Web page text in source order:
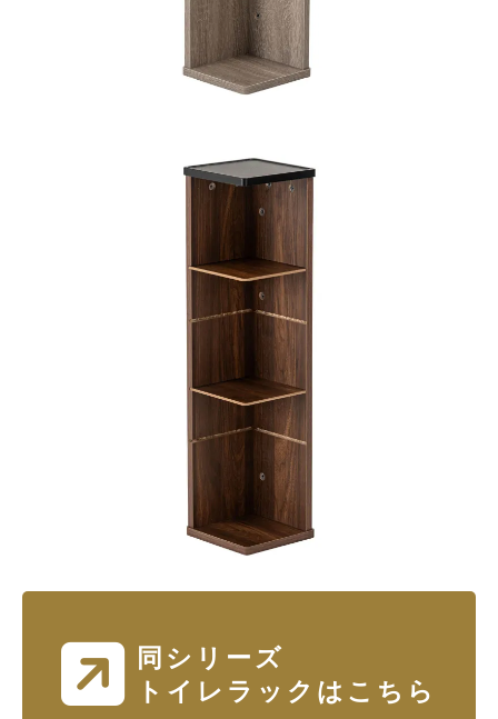
同シリーズ
トイレラックはこちら